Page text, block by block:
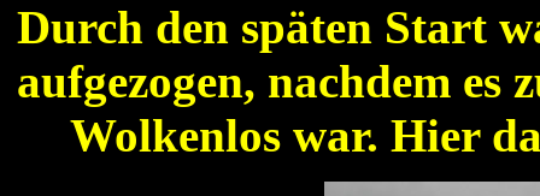
Durch den späten Start
aufgezogen, nachdem
Wolkenlos war. Hier